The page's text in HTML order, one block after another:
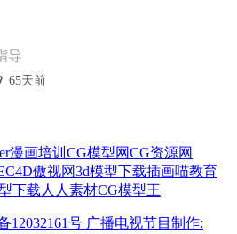
导
65天前
漫画培训 CG模型网CG资源网
C4D傲视网3d模型下载插画喵教育
下载 人人素材CG模型王
12032161号 广播电视节目制作: